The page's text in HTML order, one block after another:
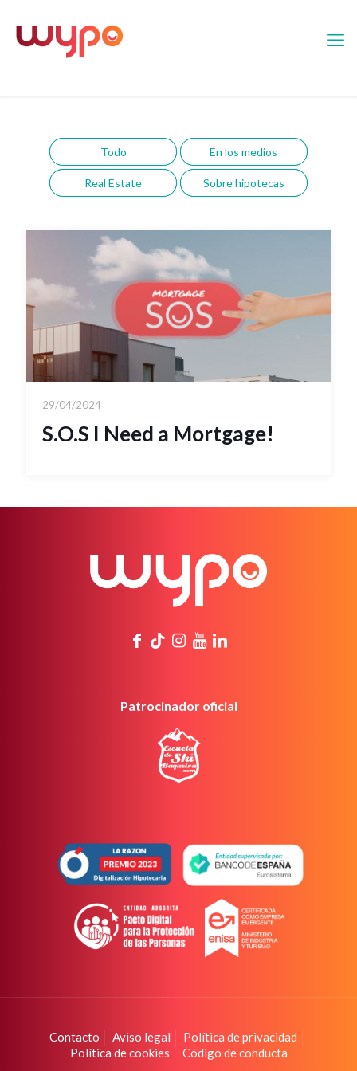
Todo En los medios
Real Estate Sobre hipotecas
29/04/2024
S.O.S I Need a Mortgage!
Patrocinador oficial
Contacto Aviso legal
Política de privacidad
Política de cookies
Código de conducta